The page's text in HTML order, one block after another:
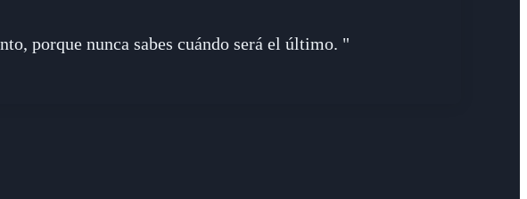
porque nunca sabes cuándo será el último. "